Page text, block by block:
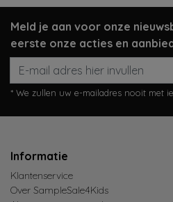
Meld je aan voor onze
eerste onze acties en
* We zullen uw e-mailadres nooit met
Informatie
Klantenservice
Over SampleSale4Kids